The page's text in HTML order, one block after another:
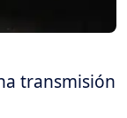
transmisión